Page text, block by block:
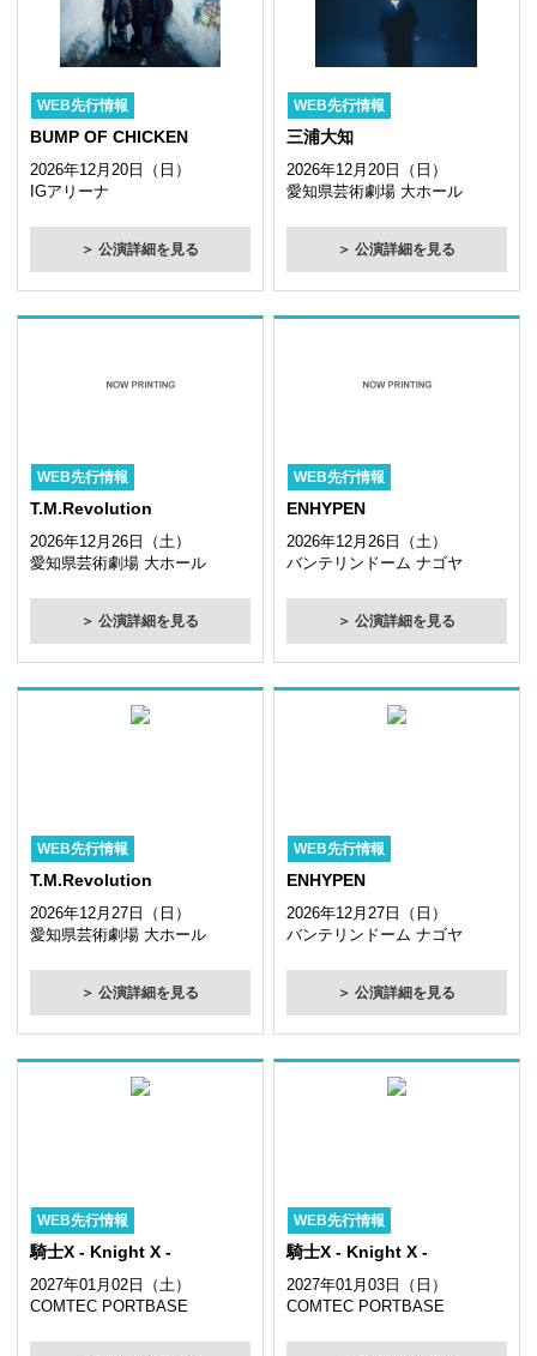
WEB先行情報
BUMP OF CHICKEN
2026年12月20日（日）
IGアリーナ
＞ 公演詳細を見る
WEB先行情報
三浦大知
2026年12月20日（日）
愛知県芸術劇場 大ホール
＞ 公演詳細を見る
WEB先行情報
T.M.Revolution
2026年12月26日（土）
愛知県芸術劇場 大ホール
＞ 公演詳細を見る
WEB先行情報
ENHYPEN
2026年12月26日（土）
バンテリンドーム ナゴヤ
＞ 公演詳細を見る
WEB先行情報
T.M.Revolution
2026年12月27日（日）
愛知県芸術劇場 大ホール
＞ 公演詳細を見る
WEB先行情報
ENHYPEN
2026年12月27日（日）
バンテリンドーム ナゴヤ
＞ 公演詳細を見る
WEB先行情報
騎士X - Knight X -
2027年01月02日（土）
COMTEC PORTBASE
WEB先行情報
騎士X - Knight X -
2027年01月03日（日）
COMTEC PORTBASE